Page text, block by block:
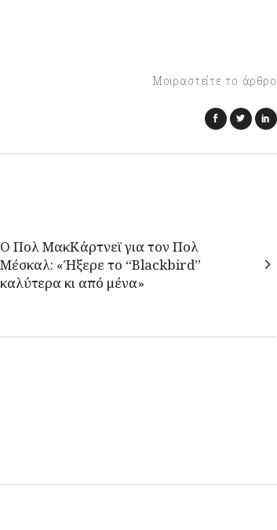
Μοιραστείτε το άρθρο
Ο Πολ ΜακΚάρτνεϊ για τον Πολ
Μέσκαλ: «Ήξερε το “Blackbird”
καλύτερα κι από μένα»